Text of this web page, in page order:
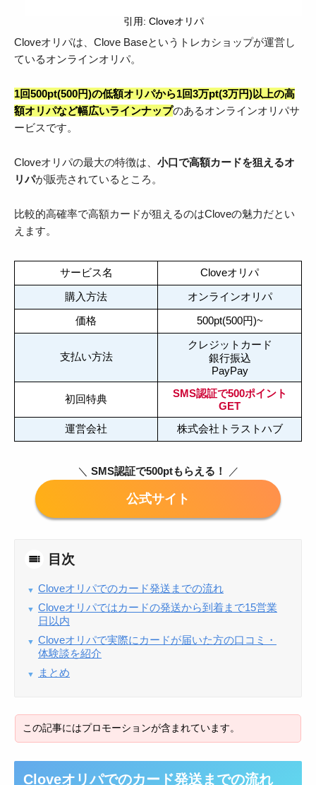
引用: Cloveオリパ
Cloveオリパは、Clove Baseというトレカショップが運営し
ているオンラインオリパ。
1回500pt(500円)の低額オリパから1回3万pt(3万円)以上の高
額オリパなど幅広いラインナップのあるオンラインオリパサ
ービスです。
Cloveオリパの最大の特徴は、 小口で高額カードを狙えるオ
リパが販売されているところ。
比較的高確率で高額カードが狙えるのはCloveの魅力だとい
えます。
サービス名 Cloveオリパ
購入方法 オンラインオリパ
価格 500pt(500円)~
支払い方法
クレジットカード
銀行振込
PayPay
初回特典
SMS認証で500ポイント
GET
運営会社
株式会社トラストハブ
＼ SMS認証で500ptもらえる！ ／
目次
Cloveオリパでのカード発送までの流れ
Cloveオリパではカードの発送から到着まで15営業
日以内
Cloveオリパで実際にカードが届いた方の口コミ・
体験談を紹介
まとめ
Cloveオリパでのカード発送までの流れ